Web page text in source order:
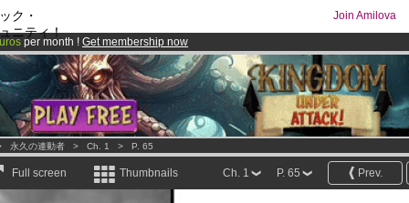
ク・
ニティ！
Join Amilova
per month ! Get membership now
comics & mangas!.
永久の連動者 > Ch. 1 > P. 65
Full screen Thumbnails Prev.
P. 65
Ch. 1